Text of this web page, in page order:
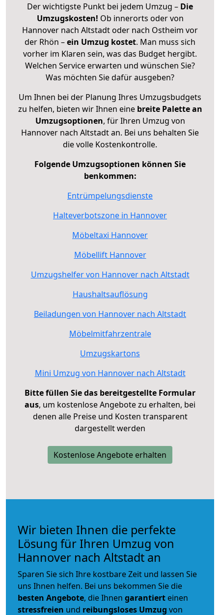
Der wichtigste Punkt bei jedem Umzug – Die
Umzugskosten! Ob innerorts oder von
Hannover nach Altstadt oder nach Ostheim vor
der Rhön –ein Umzug kostet. Man muss sich
vorher im Klaren sein, was das Budget hergibt.
Welchen Service erwarten und wünschen Sie?
Was möchten Sie dafür ausgeben?
Um Ihnen bei der Planung Ihres Umzugsbudgets
zu helfen, bieten wir Ihnen eine breite Palette an
Umzugsoptionen, für Ihren Umzug von
Hannover nach Altstadt an. Bei uns behalten Sie
die volle Kostenkontrolle.
Folgende Umzugsoptionen können Sie
benkommen:
Entrümpelungsdienste
Halteverbotszone in Hannover
Möbeltaxi Hannover
Möbellift Hannover
Umzugshelfer von Hannover nach Altstadt
Haushaltsauflösung
Beiladungen von Hannover nach Altstadt
Möbelmitfahrzentrale
Umzugskartons
Mini Umzug von Hannover nach Altstadt
Bitte füllen Sie das bereitgestellte Formular
aus, um kostenlose Angebote zu erhalten, bei
denen alle Preise und Kosten transparent
dargestellt werden
Kostenlose Angebote erhalten
Wir bieten Ihnen die perfekte
Lösung für Ihren Umzug von
Hannover nach Altstadt an
Sparen Sie sich Ihre kostbare Zeit und lassen Sie
uns Ihnen helfen. Bei uns bekommen Sie die
besten Angebote, die Ihnen garantiert einen
stressfreien und reibungsloses Umzug von